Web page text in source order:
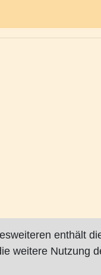
enthält
weitere Nutzung